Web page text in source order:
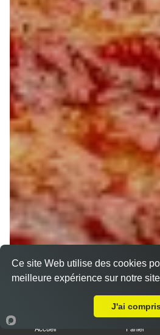
Accueil Panier
Ce site Web utilise des cookies
meilleure expérience sur notre
J'ai compris